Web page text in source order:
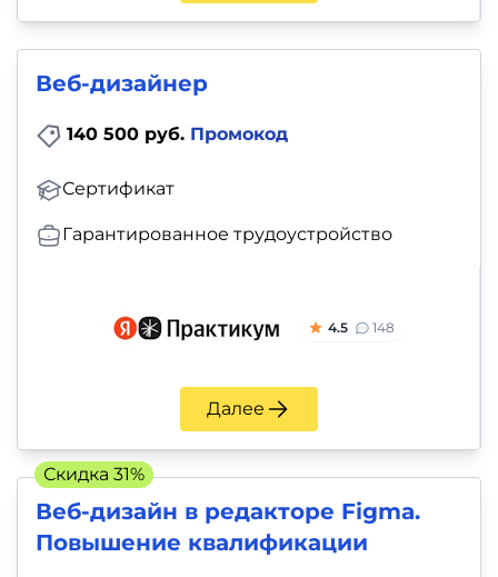
Веб-дизайнер
140 500 руб. Промокод
Сертификат
Гарантированное трудоустройство
4.5 148
Далее
Веб-дизайн в редакторе Figma.
Повышение квалификации
Скидка 31%